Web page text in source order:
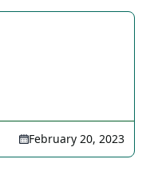
February 20, 2023